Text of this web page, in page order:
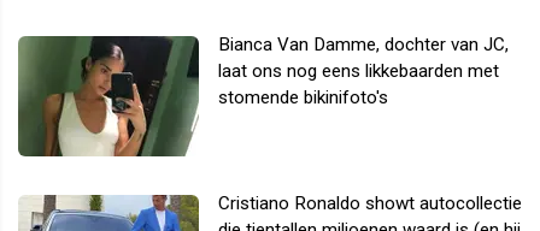
Bianca Van Damme, dochter van JC,
laat ons nog eens likkebaarden met
stomende bikinifoto's
Cristiano Ronaldo showt autocollectie